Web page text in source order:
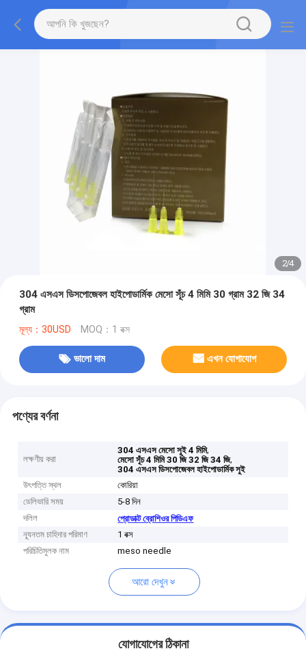
2/4
304 এসএস ডিসপোজেবল হাইপোডার্মিক মেসো সূঁচ 4 মিমি 30 গ্রাম 32 জি 34
গ্রাম
মূল্য：30USD MOQ：1 বক্স
ভালো দাম এখন যোগাযোগ
পণ্যের বর্ণনা
লক্ষণীয় করা
304 এসএস মেসো সুই 4 মিমি,
মেসো সূঁচ 4 মিমি 30 জি 32 জি 34 জি,
304 এসএস ডিসপোজেবল হাইপোডার্মিক সুই
উৎপত্তি স্থল
কোরিয়া
ডেলিভারি সময়
5-8 দিন
দলিল
প্রোডাক্ট ব্রোশিওর পিডিএফ
ন্যূনতম চাহিদার পরিমাণ
1 বক্স
পরিচিতিমুলক নাম
meso needle
আরো দেখুন
যোগাযোগের ঠিকানা